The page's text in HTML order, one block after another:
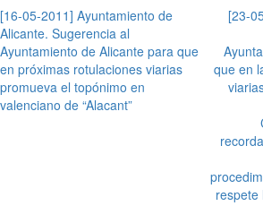
Post
navigation
[16-05-2011] Ayuntamiento de
Alicante. Sugerencia al
Ayuntamiento de Alicante para que
en próximas rotulaciones viarias
promueva el topónimo en
valenciano de “Alacant”
[23-
que en
respete